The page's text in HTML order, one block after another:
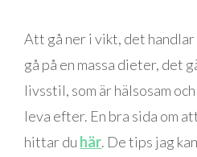
Att gå ner i vikt, det
gå på en massa dieter, det
livsstil, som är hälsosam
leva efter. En bra sida om
hittar du här. De tips jag